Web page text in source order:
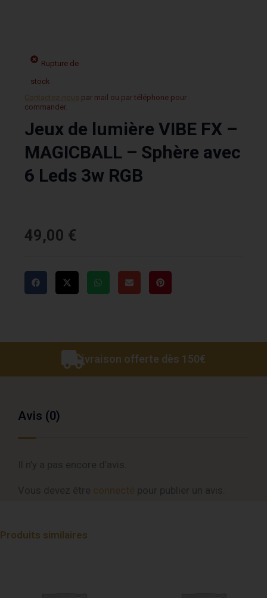
Rupture de
stock
Contactez-nous par mail ou par téléphone pour
commander.
Jeux de lumière VIBE FX –
MAGICBALL – Sphère avec
6 Leds 3w RGB
49,00 €
Livraison offerte dès 150€
Avis (0)
connecté
Produits similaires